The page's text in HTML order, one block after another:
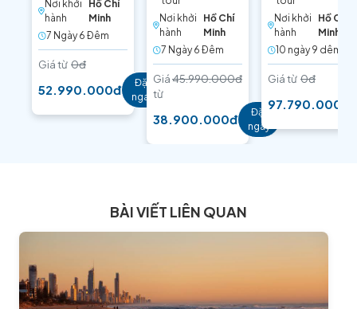
Nơi khởi
hành
Hồ Chí
Minh
7 Ngày 6 Ðêm
Giá từ 0đ
52.990.000đ
Đặt
ngay
Nơi khởi
hành
Hồ Chí
Minh
7 Ngày 6 Ðêm
Giá
từ
45.990.000đ
38.900.000đ
Đặt
ngay
Nơi khởi
hành
Hồ Chí
Minh
10 ngày 9 dêm
Giá từ 0đ
97.790.000đ
BÀI VIẾT LIÊN QUAN